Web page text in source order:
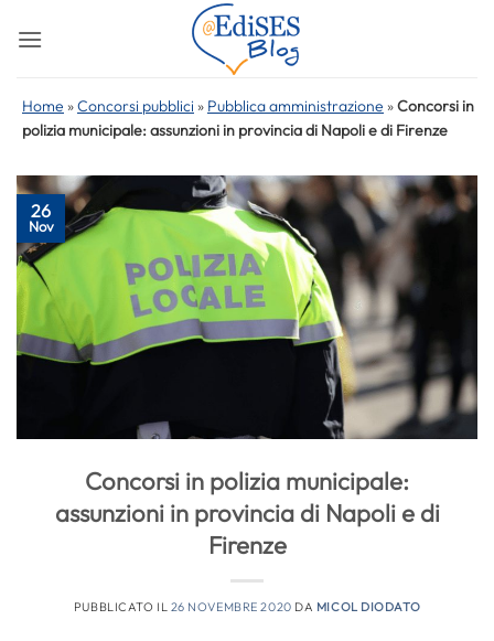
Home »Concorsi pubblici » Pubblica amministrazione »Concorsi in
polizia municipale: assunzioni in provincia di Napoli e di Firenze
26
Nov
Concorsi in polizia municipale:
assunzioni in provincia di Napoli e di
Firenze
PUBBLICATO IL 26 NOVEMBRE 2020 DA MICOL DIODATO